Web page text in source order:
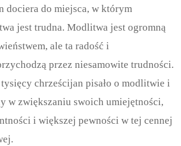
dociera do miejsca, w którym
jest trudna. Modlitwa jest ogromną
ale ta radość i
przez niesamowite trudności.
chrześcijan pisało o modlitwie i
w zwiększaniu swoich umiejętności,
i większej pewności w tej cennej